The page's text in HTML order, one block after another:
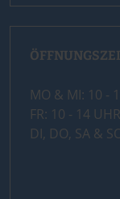
MO & MI: 10 -
FR: 10 - 14 UHR
DI, DO, SA &